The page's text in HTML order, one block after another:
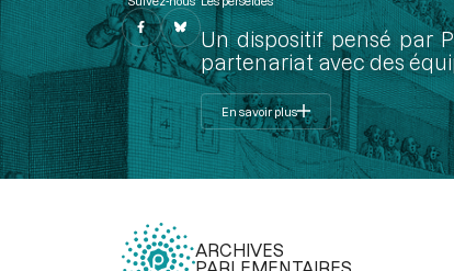
Un dispositif pensé par
partenariat avec des
En savoir plus
ARCHIVES